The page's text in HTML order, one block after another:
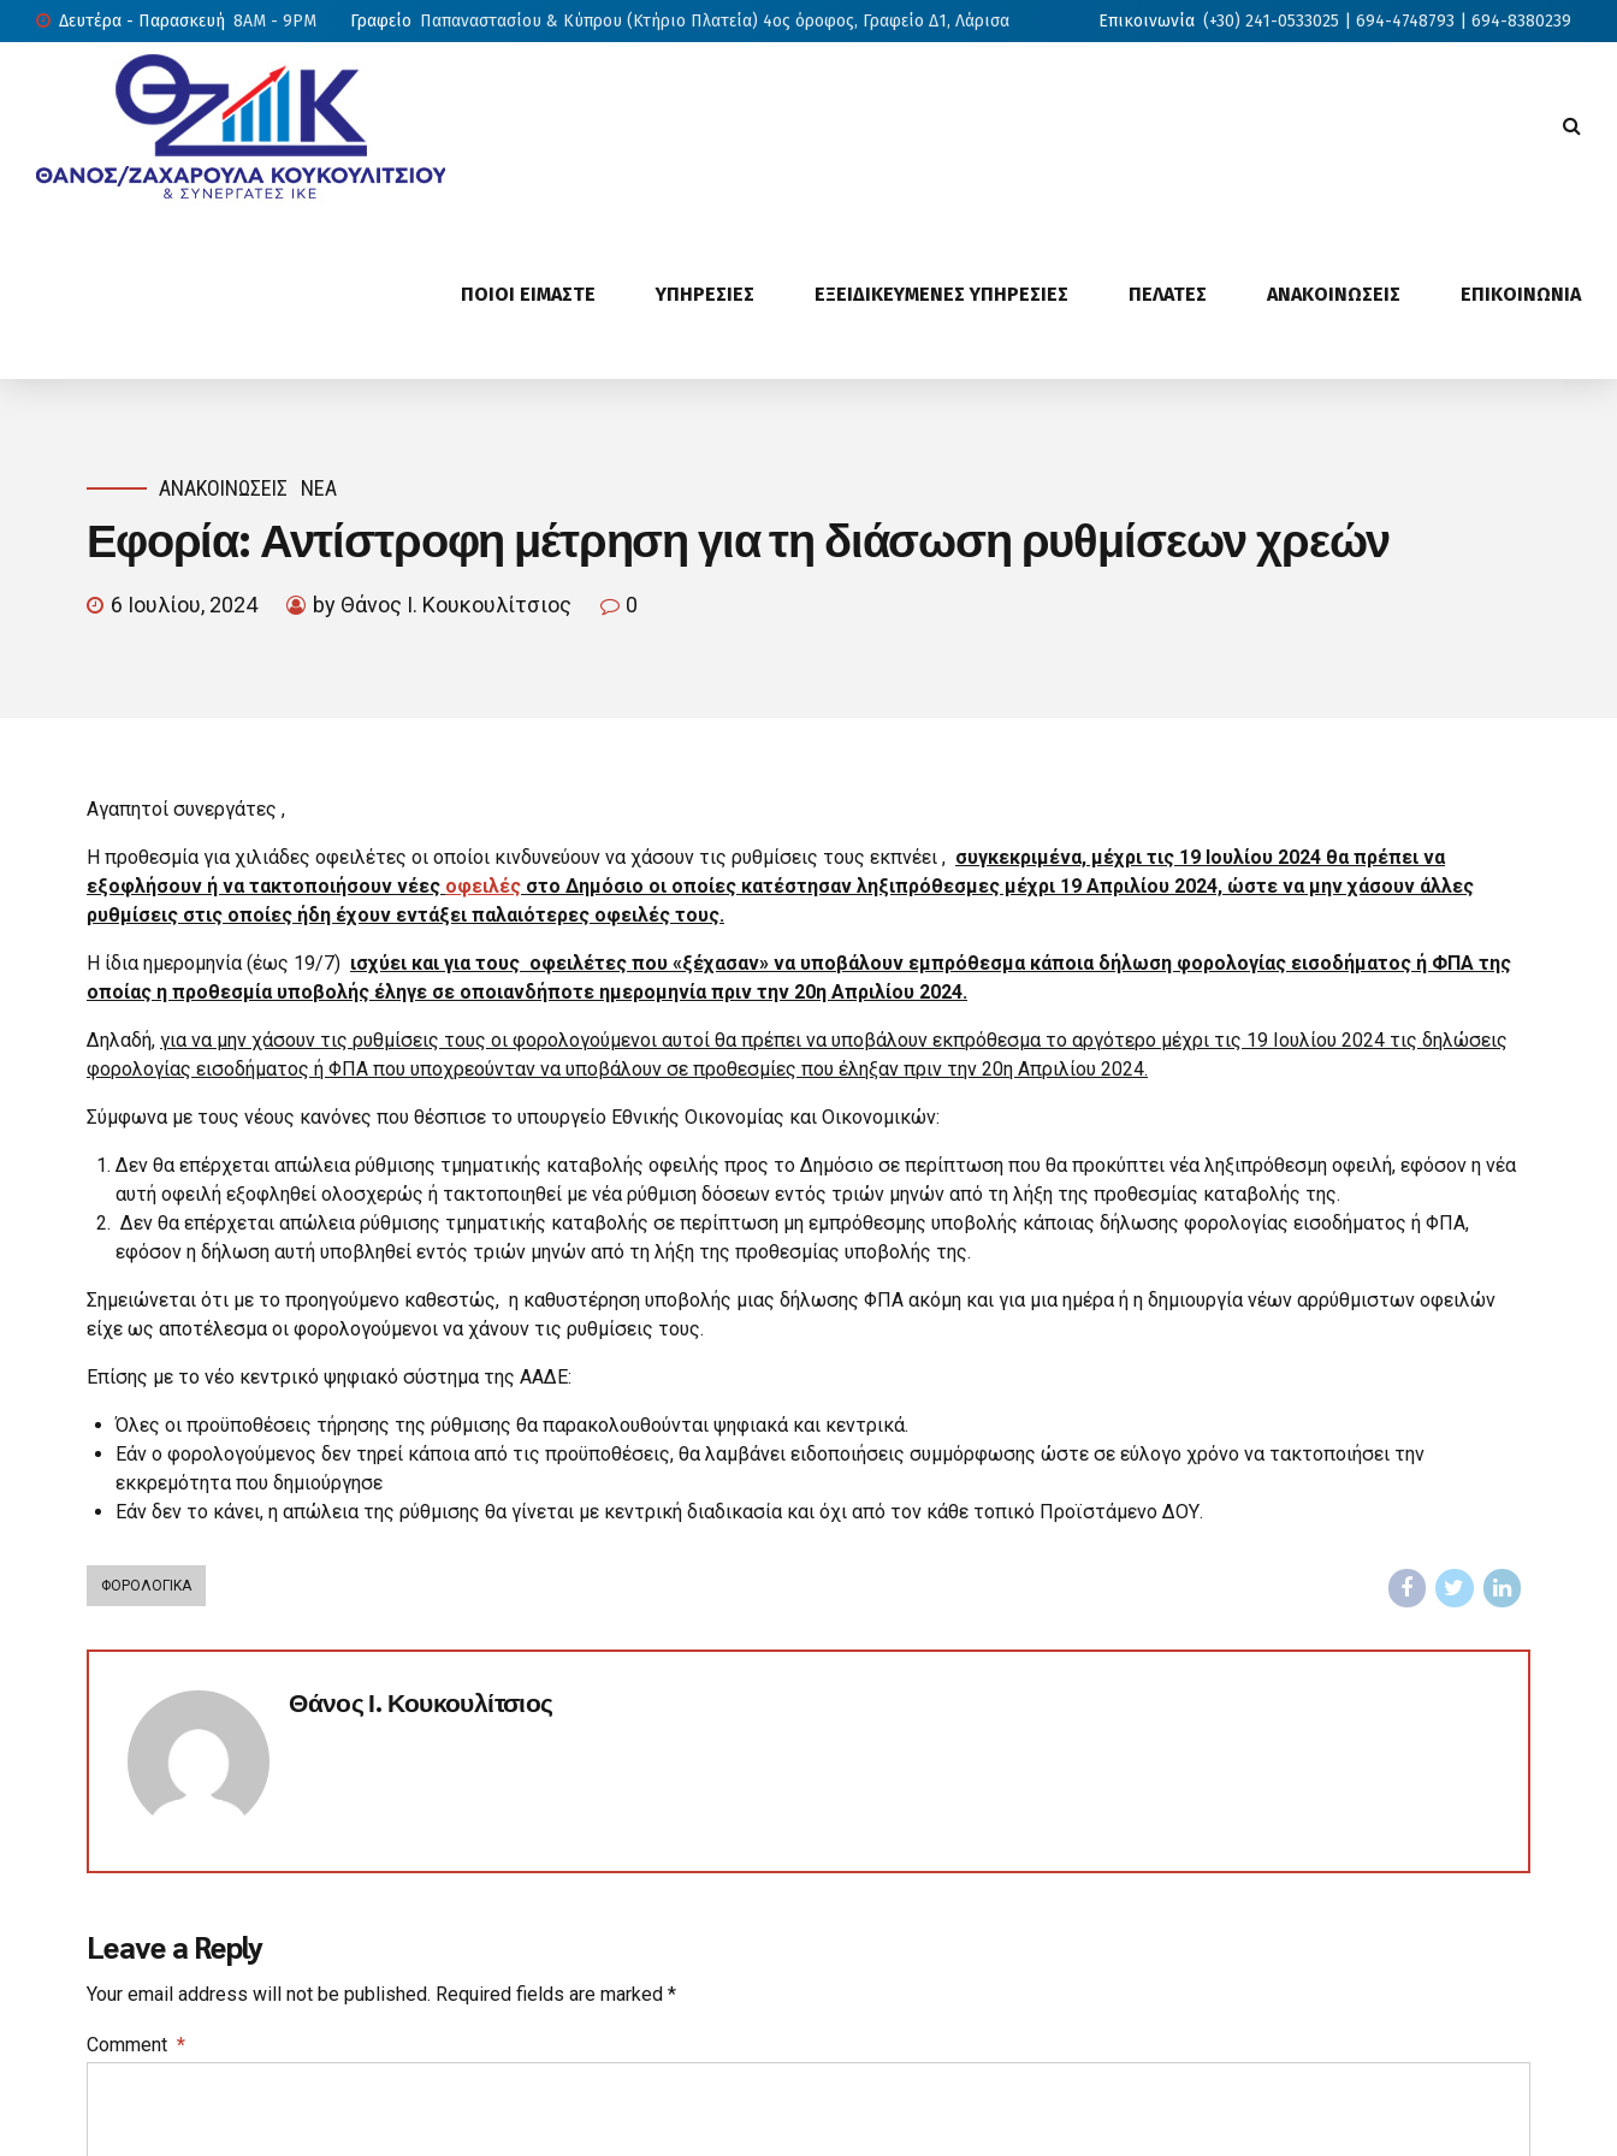
Δευτέρα - Παρασκευή 8AM - 9PM Γραφείο Παπαναστασίου & Κύπρου (Κτήριο Πλατεία) 4ος όροφος, Γραφείο Δ1, Λάρισα Επικοινωνία (+30) 241-0533025 | 694-4748793 | 694-8380239
ΠΟΙΟΙ ΕΙΜΑΣΤΕ ΥΠΗΡΕΣΙΕΣ ΕΞΕΙΔΙΚΕΥΜΕΝΕΣ ΥΠΗΡΕΣΙΕΣ ΠΕΛΑΤΕΣ ΑΝΑΚΟΙΝΩΣΕΙΣ ΕΠΙΚΟΙΝΩΝΙΑ
ΑΝΑΚΟΙΝΏΣΕΙΣ ΝΈΑ
Εφορία: Αντίστροφη μέτρηση για τη διάσωση ρυθμίσεων χρεών
6 Ιουλίου, 2024 by Θάνος Ι. Κουκουλίτσιος 0
Αγαπητοί συνεργάτες ,
Η προθεσμία για χιλιάδες οφειλέτες οι οποίοι κινδυνεύουν να χάσουν τις ρυθμίσεις τους εκπνέει , συγκεκριμένα, μέχρι τις 19 Ιουλίου 2024 θα πρέπει να
εξοφλήσουν ή να τακτοποιήσουν νέες οφειλές στο Δημόσιο οι οποίες κατέστησαν ληξιπρόθεσμες μέχρι 19 Απριλίου 2024, ώστε να μην χάσουν άλλες
ρυθμίσεις στις οποίες ήδη έχουν εντάξει παλαιότερες οφειλές τους.
Η ίδια ημερομηνία (έως 19/7) ισχύει και για τους οφειλέτες που «ξέχασαν» να υποβάλουν εμπρόθεσμα κάποια δήλωση φορολογίας εισοδήματος ή ΦΠΑ της
οποίας η προθεσμία υποβολής έληγε σε οποιανδήποτε ημερομηνία πριν την 20η Απριλίου 2024.
Δηλαδή, για να μην χάσουν τις ρυθμίσεις τους οι φορολογούμενοι αυτοί θα πρέπει να υποβάλουν εκπρόθεσμα το αργότερο μέχρι τις 19 Ιουλίου 2024 τις δηλώσεις
φορολογίας εισοδήματος ή ΦΠΑ που υποχρεούνταν να υποβάλουν σε προθεσμίες που έληξαν πριν την 20η Απριλίου 2024.
Σύμφωνα με τους νέους κανόνες που θέσπισε το υπουργείο Εθνικής Οικονομίας και Οικονομικών:
Δεν θα επέρχεται απώλεια ρύθμισης τμηματικής καταβολής οφειλής προς το Δημόσιο σε περίπτωση που θα προκύπτει νέα ληξιπρόθεσμη οφειλή, εφόσον η νέα
αυτή οφειλή εξοφληθεί ολοσχερώς ή τακτοποιηθεί με νέα ρύθμιση δόσεων εντός τριών μηνών από τη λήξη της προθεσμίας καταβολής της.
Δεν θα επέρχεται απώλεια ρύθμισης τμηματικής καταβολής σε περίπτωση μη εμπρόθεσμης υποβολής κάποιας δήλωσης φορολογίας εισοδήματος ή ΦΠΑ,
εφόσον η δήλωση αυτή υποβληθεί εντός τριών μηνών από τη λήξη της προθεσμίας υποβολής της.
Σημειώνεται ότι με το προηγούμενο καθεστώς, η καθυστέρηση υποβολής μιας δήλωσης ΦΠΑ ακόμη και για μια ημέρα ή η δημιουργία νέων αρρύθμιστων οφειλών
είχε ως αποτέλεσμα οι φορολογούμενοι να χάνουν τις ρυθμίσεις τους.
Επίσης με το νέο κεντρικό ψηφιακό σύστημα της ΑΑΔΕ:
Όλες οι προϋποθέσεις τήρησης της ρύθμισης θα παρακολουθούνται ψηφιακά και κεντρικά.
Εάν ο φορολογούμενος δεν τηρεί κάποια από τις προϋποθέσεις, θα λαμβάνει ειδοποιήσεις συμμόρφωσης ώστε σε εύλογο χρόνο να τακτοποιήσει την
εκκρεμότητα που δημιούργησε
Εάν δεν το κάνει, η απώλεια της ρύθμισης θα γίνεται με κεντρική διαδικασία και όχι από τον κάθε τοπικό Προϊστάμενο ΔΟΥ.
ΦΟΡΟΛΟΓΙΚΑ
Θάνος Ι. Κουκουλίτσιος
Leave a Reply
Your email address will not be published. Required fields are marked *
Comment *